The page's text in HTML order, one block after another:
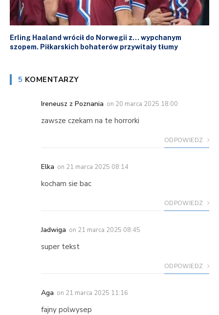
Erling Haaland wrócił do Norwegii z… wypchanym
szopem. Piłkarskich bohaterów przywitały tłumy
5 KOMENTARZY
Ireneusz z Poznania on 20 marca 2025 18:00
zawsze czekam na te horrorki
ODPOWIEDZ
Elka on 21 marca 2025 08:14
kocham sie bac
ODPOWIEDZ
Jadwiga on 21 marca 2025 08:45
super tekst
ODPOWIEDZ
Aga on 21 marca 2025 11:16
fajny polwysep